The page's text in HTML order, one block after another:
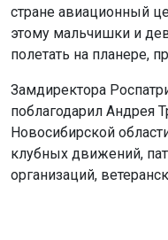
стране авиационный
этому мальчишки и
полетать на планере,
Замдиректора
поблагодарил Андрея
Новосибирской
клубных движений,
организаций,